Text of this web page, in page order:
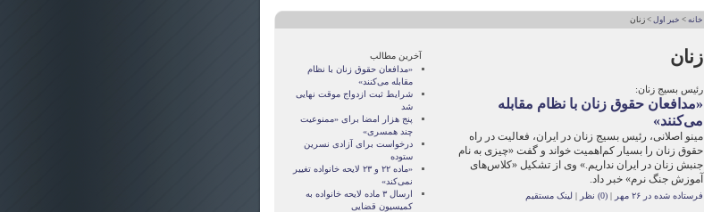
خانه > خبر اول > زنان
زنان
رئيس بسيج زنان:
«مدافعان حقوق زنان با نظام مقابله
می‌کنند»
مينو اصلانی، رئيس بسيج زنان در ايران، فعاليت در راه
حقوق زنان را بسيار کم‌اهميت خواند و گفت «چيزی به نام
جنبش زنان در ايران نداريم.» وی از تشکيل «کلاس‌های
آموزش جنگ نرم» خبر داد.
فرستاده شده در ۲۶ مهر |(0) نظر | لینک مستقیم
آخرین مطالب
«مدافعان حقوق زنان با نظام
مقابله می‌کنند»
شرايط ثبت ازدواج موقت نهايی
شد
پنج هزار امضا برای «ممنوعیت
چند همسری»
درخواست برای آزادی نسرین
ستوده
«ماده ‌٢٢ و ‌٢٣ لايحه خانواده تغيير
نمی‌کند»
ارسال ۳ ماده لايحه خانواده به
کميسيون قضايی